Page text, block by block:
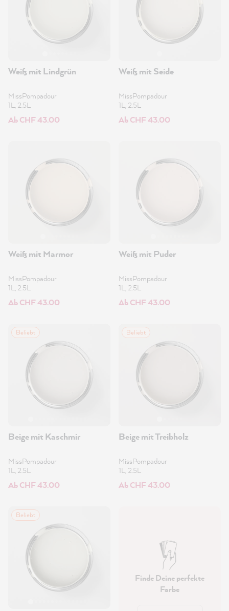
Weiß mit Lindgrün
MissPompadour
1L, 2.5L
Ab CHF 43.00
Weiß mit Seide
MissPompadour
1L, 2.5L
Ab CHF 43.00
Weiß mit Marmor
MissPompadour
1L, 2.5L
Ab CHF 43.00
Weiß mit Puder
MissPompadour
1L, 2.5L
Ab CHF 43.00
Beliebt
Beige mit Kaschmir
MissPompadour
1L, 2.5L
Ab CHF 43.00
Beliebt
Beige mit Treibholz
MissPompadour
1L, 2.5L
Ab CHF 43.00
Beliebt
Finde Deine perfekte
Farbe